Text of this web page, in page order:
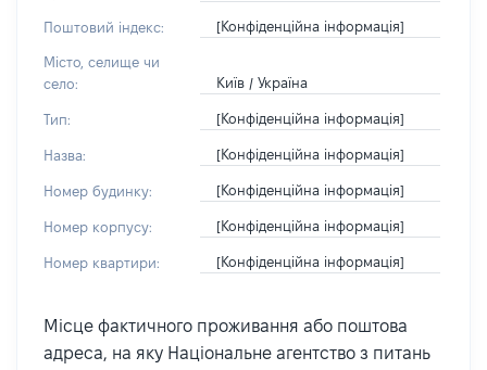
Поштовий індекс: [Конфіденційна інформація]
Місто, селище чи
село:
Київ / Україна
Тип: [Конфіденційна інформація]
Назва: [Конфіденційна інформація]
Номер будинку: [Конфіденційна інформація]
Номер корпусу: [Конфіденційна інформація]
Номер квартири: [Конфіденційна інформація]
Місце фактичного проживання або поштова
адреса, на яку Національне агентство з питань